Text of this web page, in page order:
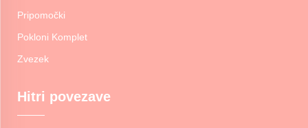
Pripomočki
Pokloni Komplet
Zvezek
Hitri povezave